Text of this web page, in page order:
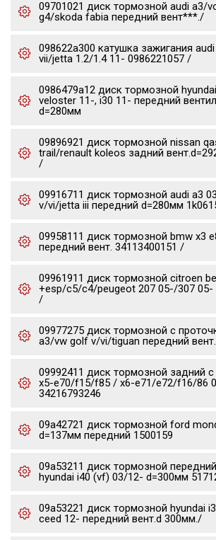
09701021 диск тормозной audi a3/
g4/skoda fabia передний вент***./
098622a300 катушка зажигания
vii/jetta 1.2/1.4 11- 0986221057 /
0986479a12 диск тормозной
veloster 11-, i30 11- передний
d=280мм
09896921 диск тормозной nissan
trail/renault koleos задний
/
09916711 диск тормозной audi a3
v/vi/jetta iii передний d=280мм
09958111 диск тормозной bmw x3
передний вент. 34113400151 /
09961911 диск тормозной citroen
+esp/c5/c4/peugeot 207 05-/307 05-
/
09977275 диск тормозной c
a3/vw golf v/vi/tiguan передний
09992411 диск тормозной задний
x5-e70/f15/f85 / x6-e71/e72/f16/86
34216793246
09a42721 диск тормозной ford
d=137мм передний 1500159
09a53211 диск тормозной
hyundai i40 (vf) 03/12- d=300мм
09a53221 диск тормозной hyundai
ceed 12- передний вент.d 300мм./